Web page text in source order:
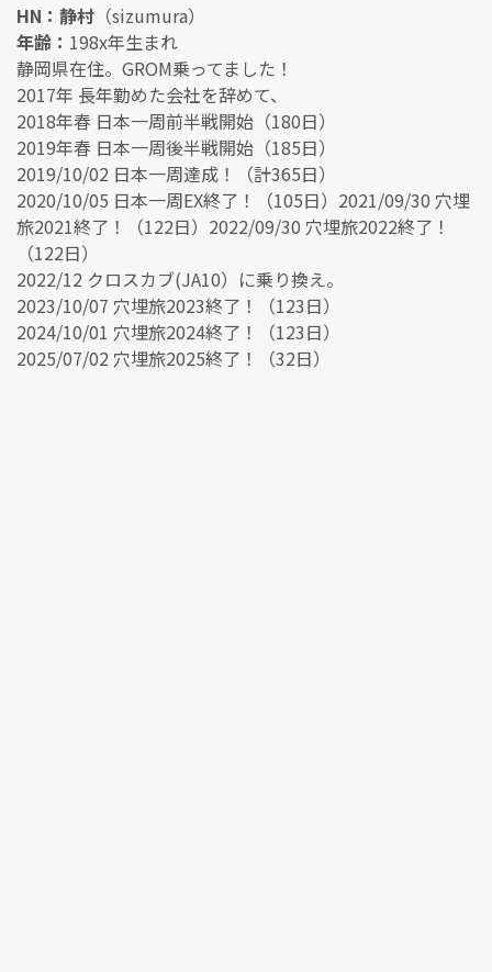
HN：静村 （sizumura）
年齢： 198x年生まれ
静岡県在住。GROM乗ってました！
2017年 長年勤めた会社を辞めて、
2018年春 日本一周前半戦開始（180日）
2019年春 日本一周後半戦開始（185日）
2019/10/02 日本一周達成！（計365日）
2020/10/05 日本一周EX終了！（105日）2021/09/30 穴埋
旅2021終了！（122日）2022/09/30 穴埋旅2022終了！
（122日）
2022/12 クロスカブ(JA10）に乗り換え。
2023/10/07 穴埋旅2023終了！（123日）
2024/10/01 穴埋旅2024終了！（123日）
2025/07/02 穴埋旅2025終了！（32日）